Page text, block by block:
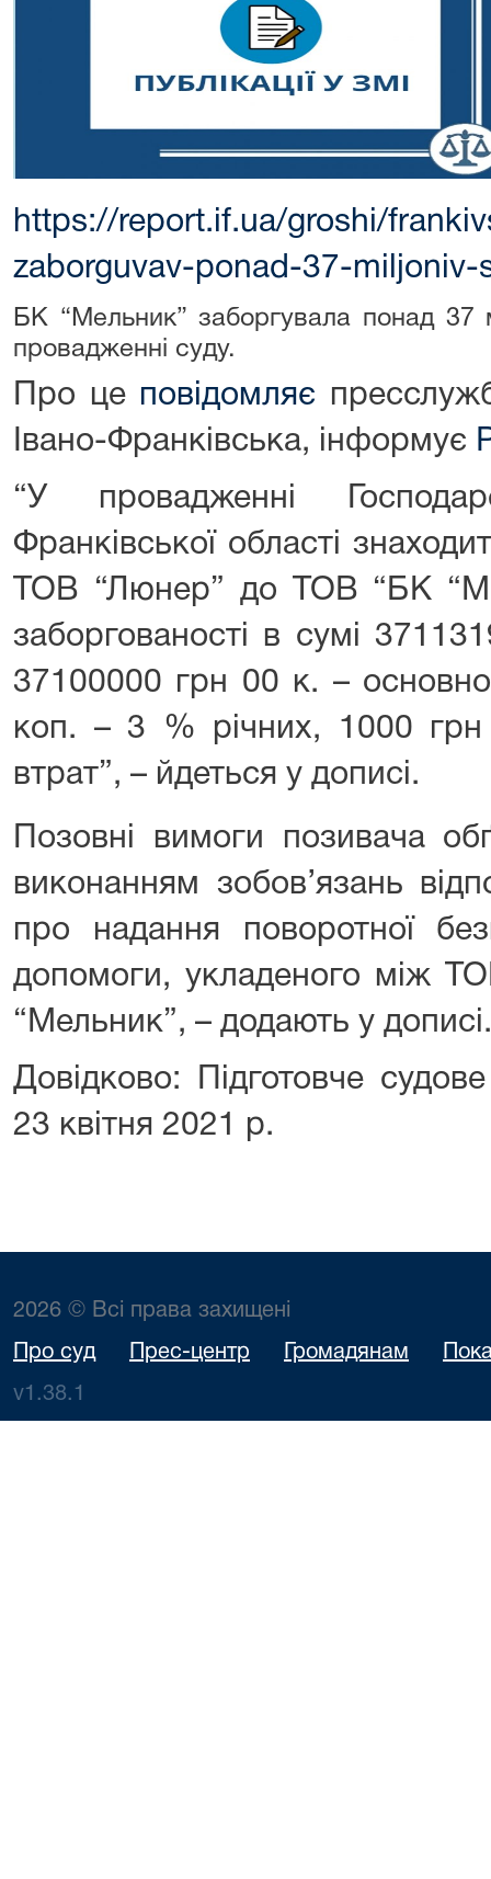
https://report.if.ua/groshi/
zaborguvav-ponad-37-miljoniv-
БК “Мельник” заборгувала понад
провадженні суду.
Про це повідомляє
Івано-Франківська, інформує
“У провадженні
Франківської області
ТОВ “Люнер” до ТОВ “БК
заборгованості в сумі
37100000 грн 00 к. –
коп. – 3 % річних, 1000 грн
втрат”, – йдеться у дописі.
Позовні вимоги позивача
виконанням зобов’язань
про надання поворотної
допомоги, укладеного між
“Мельник”, – додають у дописі.
Довідково: Підготовче
23 квітня 2021 р.
2026 © Всі права захищені
Про суд Прес-центр Громадянам
v1.38.1